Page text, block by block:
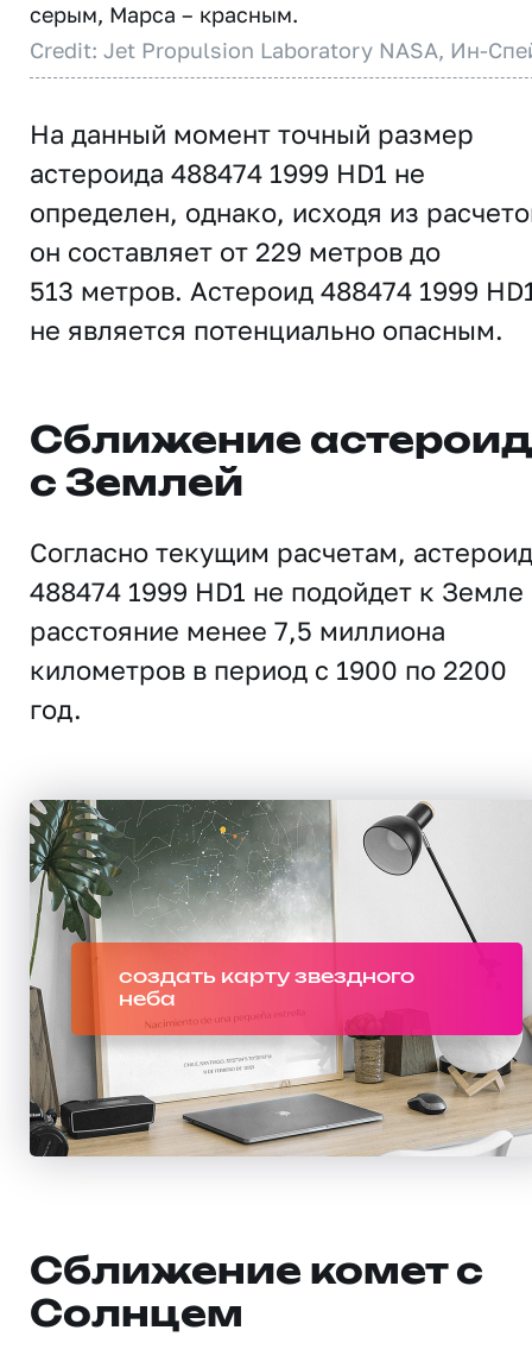
серым, Марса – красным.
Credit: Jet Propulsion Laboratory NASA, Ин-
На данный момент точный размер
астероида 488474 1999 HD1 не
определен, однако, исходя из
он составляет от 229 метров до
513 метров. Астероид 488474 1999
не является потенциально опасным.
Сближение
с Землей
Согласно текущим расчетам, астероид
488474 1999 HD1 не подойдет к Земле
расстояние менее 7,5 миллиона
километров в период с 1900 по 2200
год.
создать карту звездного
неба
Сближение комет с
Солнцем